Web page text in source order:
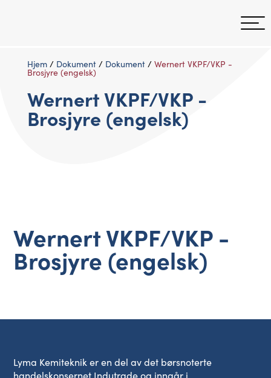
Hjem/ Dokument/ Dokument/ Wernert VKPF/VKP -
Brosjyre (engelsk)
Wernert VKPF/VKP -
Brosjyre (engelsk)
Wernert VKPF/VKP -
Brosjyre (engelsk)
Lyma Kemiteknik er en del av det børsnoterte
handelskonsernet Indutrade og inngår i